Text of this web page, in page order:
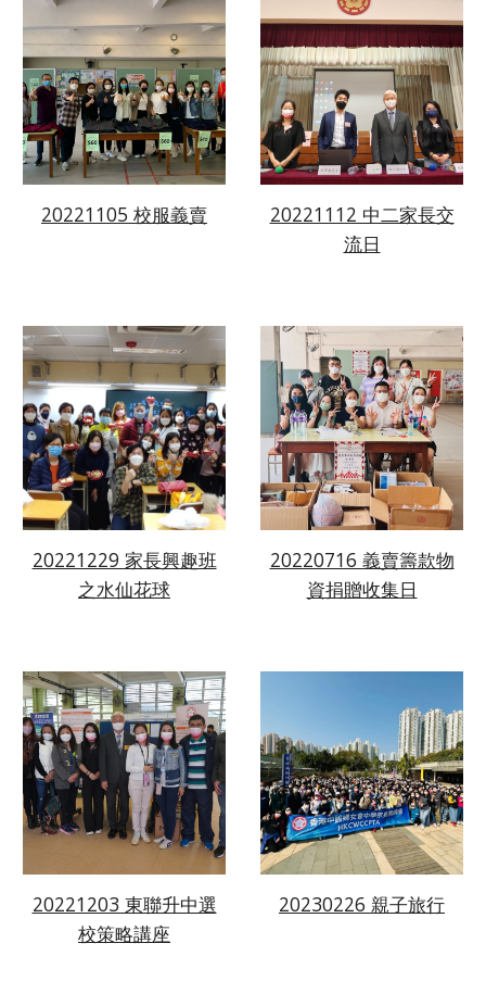
20221105 校服義賣
20221112 中二家長交
流日
20221229 家長興趣班
之水仙花球
20220716 義賣籌款物
資捐贈收集日
20221203 東聯升中選
校策略講座
20230226 親子旅行